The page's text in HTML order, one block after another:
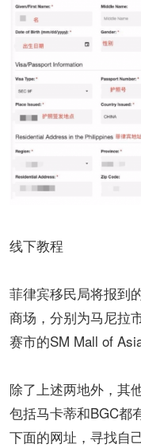
线下教程
菲律宾移民局将报到
商场，分别为马尼拉
赛市的SM Mall of
除了上述两地外，其
包括马卡蒂和BGC都
下面的网址，寻找自